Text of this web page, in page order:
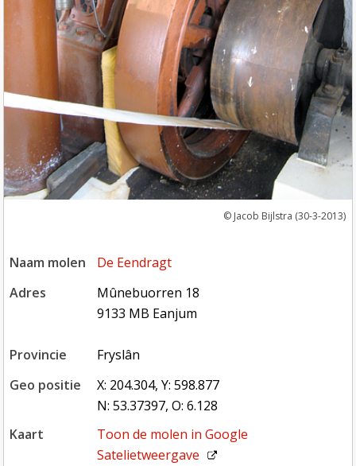
naam molen
De Eendragt
adres
Mûnebuorren 18
9133 MB Eanjum
provincie
Fryslân
geo positie
X: 204.304, Y: 598.877
N: 53.37397, O: 6.128
kaart
Toon de molen in Google
Satelietweergave
Jacob Bijlstra (30-3-2013)